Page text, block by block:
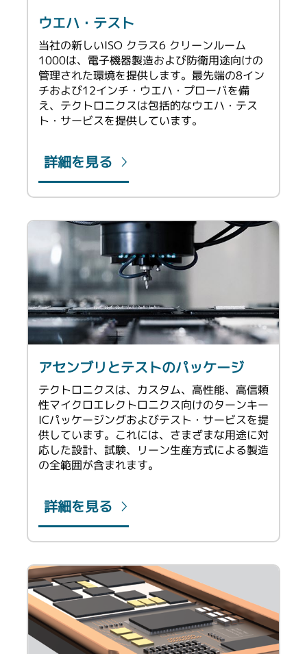
ウエハ・テスト
当社の新しいISO クラス6 クリーンルーム
1000は、電子機器製造および防衛用途向けの
管理された環境を提供します。最先端の8イン
チおよび12インチ・ウエハ・プローバを備
え、テクトロニクスは包括的なウエハ・テス
ト・サービスを提供しています。
詳細を見る
アセンブリとテストのパッケージ
テクトロニクスは、カスタム、高性能、高信頼
性マイクロエレクトロニクス向けのターンキー
ICパッケージングおよびテスト・サービスを提
供しています。これには、さまざまな用途に対
応した設計、試験、リーン生産方式による製造
の全範囲が含まれます。
詳細を見る